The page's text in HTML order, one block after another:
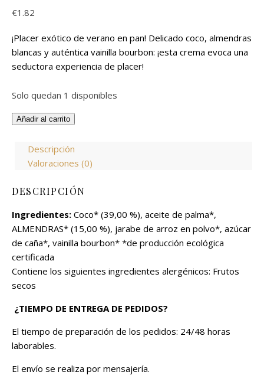
€1.82
¡Placer exótico de verano en pan! Delicado coco, almendras
blancas y auténtica vainilla bourbon: ¡esta crema evoca una
seductora experiencia de placer!
Solo quedan 1 disponibles
Crema de Coco y Almendras 40g cantidad
Añadir al carrito
Descripción
Valoraciones (0)
DESCRIPCIÓN
Ingredientes: Coco* (39,00 %), aceite de palma*,
ALMENDRAS* (15,00 %), jarabe de arroz en polvo*, azúcar
de caña*, vainilla bourbon* *de producción ecológica
certificada
Contiene los siguientes ingredientes alergénicos: Frutos
secos
¿TIEMPO DE ENTREGA DE PEDIDOS?
El tiempo de preparación de los pedidos: 24/48 horas
laborables.
El envío se realiza por mensajería.